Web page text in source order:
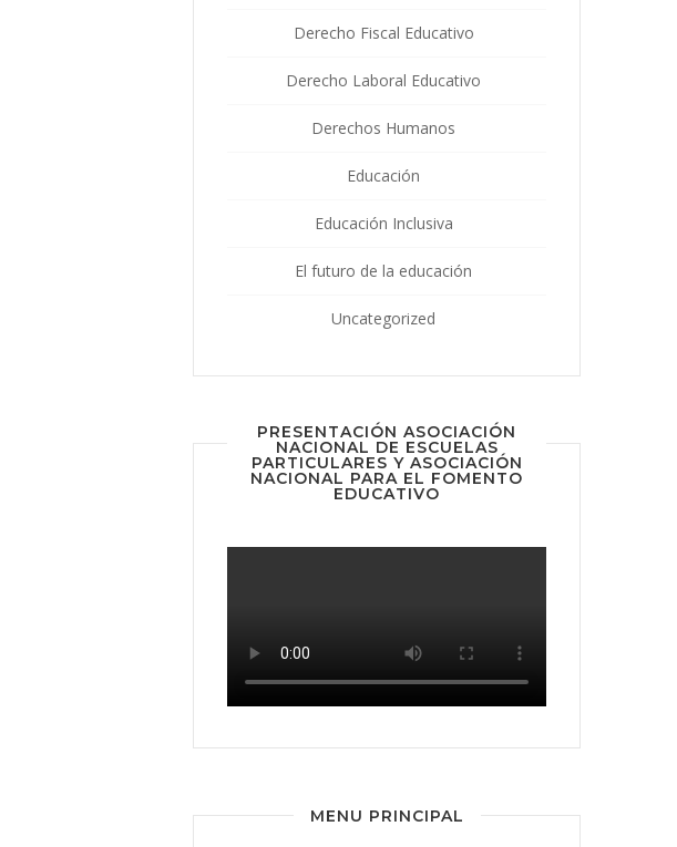
Derecho Fiscal Educativo
Derecho Laboral Educativo
Derechos Humanos
Educación
Educación Inclusiva
El futuro de la educación
Uncategorized
PRESENTACIÓN ASOCIACIÓN
NACIONAL DE ESCUELAS
PARTICULARES Y ASOCIACIÓN
NACIONAL PARA EL FOMENTO
EDUCATIVO
MENU PRINCIPAL